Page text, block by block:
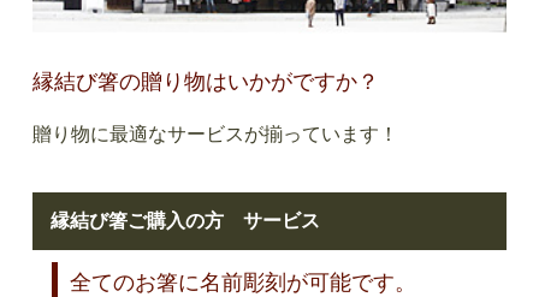
縁結び箸の贈り物はいかがですか？
贈り物に最適なサービスが揃っています！
縁結び箸ご購入の方 サービス
全てのお箸に名前彫刻が可能です。